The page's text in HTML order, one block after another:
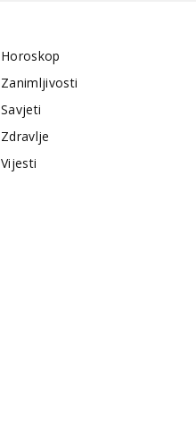
Horoskop
Zanimljivosti
Savjeti
Zdravlje
Vijesti